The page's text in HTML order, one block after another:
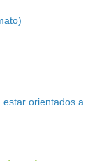
estar orientados a